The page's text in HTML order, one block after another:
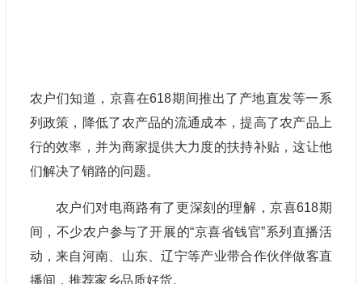
农户们知道，京喜在618期间推出了产地直发等一系
列政策，降低了农产品的流通成本，提高了农产品上
行的效率，并为商家提供大力度的扶持补贴，这让他
们解决了销路的问题。
农户们对电商路有了更深刻的理解，京喜618期
间，不少农户参与了开展的“京喜省钱官”系列直播活
动，来自河南、山东、辽宁等产业带合作伙伴做客直
播间，推荐家乡品质好货。